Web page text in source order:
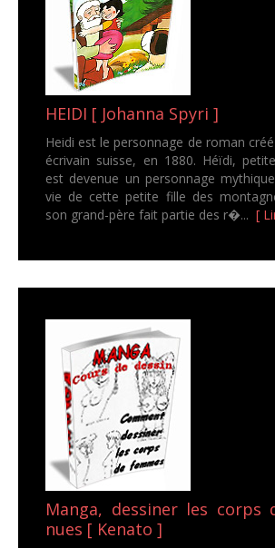
HEIDI [ Johanna Spyri ]
Heidi est le personnage de roman
écrivain suisse, en 1880. Héïdi,
est devenue un personnage
vie de cette petite fille des
son grand-père fait partie des r�... [
Manga, dessiner les corps
nues [ Kenato ]